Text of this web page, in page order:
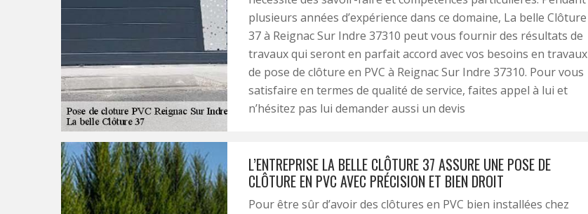
plusieurs années d’expérience dans ce domaine, La belle Clôture
37 à Reignac Sur Indre 37310 peut vous fournir des résultats de
travaux qui seront en parfait accord avec vos besoins en travaux
de pose de clôture en PVC à Reignac Sur Indre 37310. Pour vous
satisfaire en termes de qualité de service, faites appel à lui et
n’hésitez pas lui demander aussi un devis
L’ENTREPRISE LA BELLE CLÔTURE 37 ASSURE UNE POSE DE
CLÔTURE EN PVC AVEC PRÉCISION ET BIEN DROIT
Pour être sûr d’avoir des clôtures en PVC bien installées chez